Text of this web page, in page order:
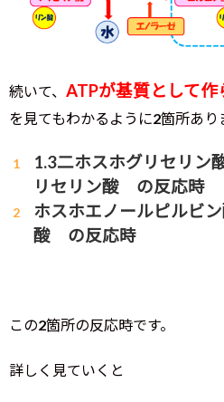
続いて、 ATPが基質として作
を見てもわかるように2箇所あり
1.3二ホスホグリセリ
リセリン酸 の反応時
ホスホエノールピル
酸 の反応時
この2箇所の反応時です。
詳しく見ていくと